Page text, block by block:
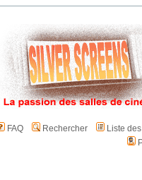
FAQ Rechercher
Liste